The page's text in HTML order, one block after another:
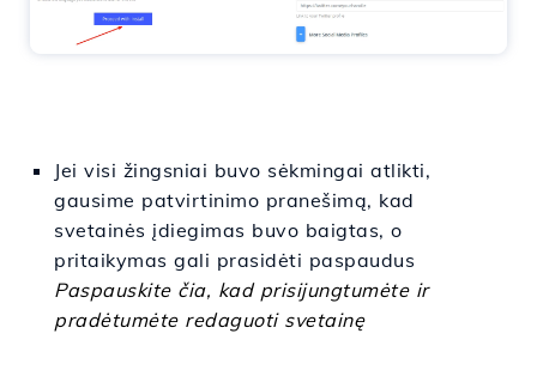
Jei visi žingsniai buvo sėkmingai atlikti,
gausime patvirtinimo pranešimą, kad
svetainės įdiegimas buvo baigtas, o
pritaikymas gali prasidėti paspaudus
Paspauskite čia, kad prisijungtumėte ir
pradėtumėte redaguoti svetainę